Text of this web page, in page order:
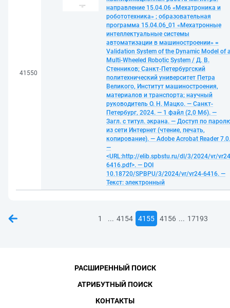
41550
направление 15.04.06 «Мехатроника и
робототехника» ; образовательная
программа 15.04.06_01 «Мехатронные
интеллектуальные системы
автоматизации в машиностроении» =
Validation System of the Dynamic Model of
Multi-Wheeled Robotic System / Д. В.
Стенников; Санкт-Петербургский
политехнический университет Петра
Великого, Институт машиностроения,
материалов и транспорта; научный
руководитель О. Н. Мацко. — Санкт-
Петербург, 2024. — 1 файл (2,0 Мб). —
Загл. с титул. экрана. — Доступ по
из сети Интернет (чтение, печать,
копирование). — Adobe Acrobat Reader 7.0.
—
<URL:http://elib.spbstu.ru/dl/3/2024/vr/
6416.pdf>. — DOI
10.18720/SPBPU/3/2024/vr/vr24-6416. —
Текст: электронный
1 ... 4154 4155 4156 ... 17193
РАСШИРЕННЫЙ ПОИСК
АТРИБУТНЫЙ ПОИСК
КОНТАКТЫ